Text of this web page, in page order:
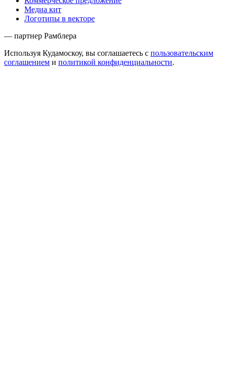
Медиа кит
Логотипы в векторе
— партнер Рамблера
Используя Кудамоскоу, вы соглашаетесь с пользовательским
соглашением и политикой конфиденциальности.